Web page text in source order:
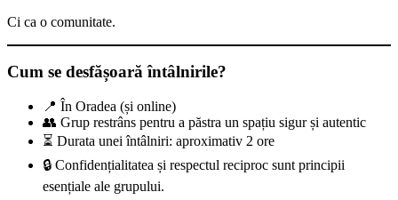
Ci ca o comunitate.
Cum se desfășoară întâlnirile?
📍 În Oradea (și online)
👥 Grup restrâns pentru a păstra un spațiu sigur și autentic
⏳ Durata unei întâlniri: aproximativ 2 ore
🔒 Confidențialitatea și respectul reciproc sunt principii
esențiale ale grupului.